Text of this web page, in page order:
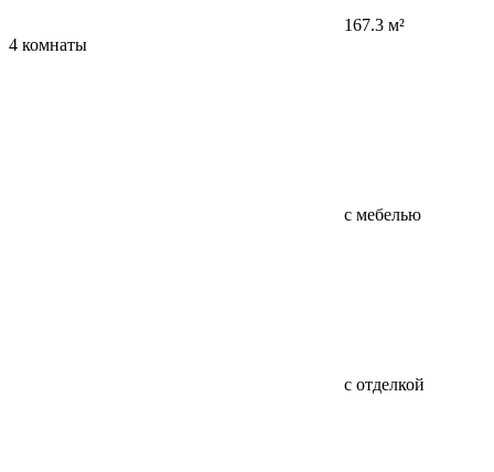
167.3 м²
4 комнаты
с мебелью
с отделкой